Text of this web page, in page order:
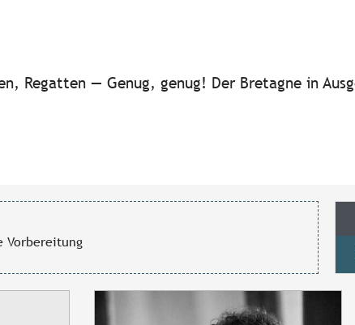
favoris
Regatten — Genug, genug! Der Bretagne in
Vorbereitung